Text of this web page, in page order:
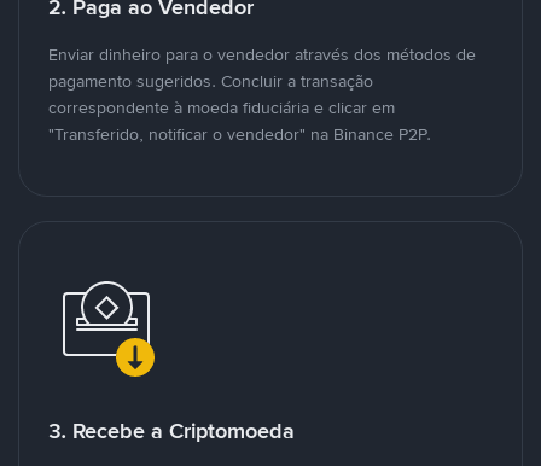
2. Paga ao Vendedor
Enviar dinheiro para o vendedor através dos métodos de
pagamento sugeridos. Concluir a transação
correspondente à moeda fiduciária e clicar em
"Transferido, notificar o vendedor" na Binance P2P.
3. Recebe a Criptomoeda